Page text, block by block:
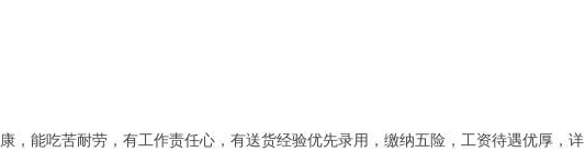
，能吃苦耐劳，有工作责任心，有送货经验优先录用，缴纳五险，工资待遇优厚，详